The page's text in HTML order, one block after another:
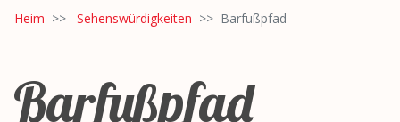
Heim Sehenswürdigkeiten Barfußpfad
Barfußpfad